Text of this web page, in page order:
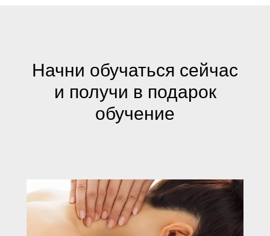
Начни обучаться сейчас
и получи в подарок
обучение